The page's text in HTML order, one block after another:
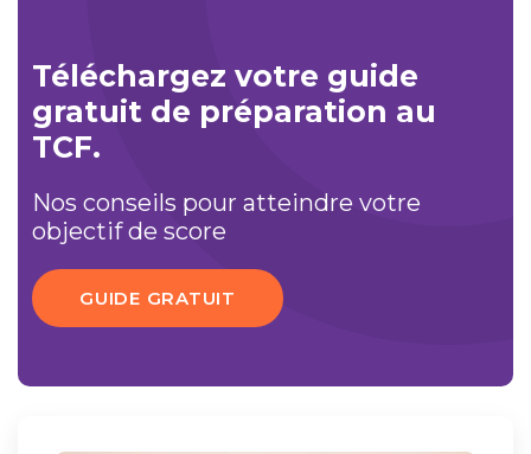
Téléchargez votre guide
gratuit de préparation au
TCF.
Nos conseils pour atteindre votre
objectif de score
GUIDE GRATUIT